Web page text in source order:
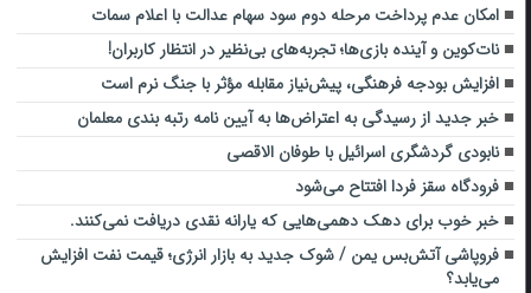
امکان عدم پرداخت مرحله دوم سود سهام عدالت با اعلام سمات
نات‌کوین و آینده بازی‌ها؛ تجربه‌های بی‌نظیر در انتظار کاربران!
افزایش بودجه فرهنگی، پیش‌نیاز مقابله مؤثر با جنگ نرم است
خبر جدید از رسیدگی به اعتراض‌ها به آیین نامه رتبه بندی معلمان
نابودی گردشگری اسرائیل با طوفان الاقصی
فرودگاه سقز فردا افتتاح می‌شود
خبر خوب برای دهک دهمی‌هایی که یارانه نقدی دریافت نمی‌کنند.
فروپاشی آتش‌بس یمن / شوک جدید به بازار انرژی؛ قیمت نفت افزایش
می‌یابد؟